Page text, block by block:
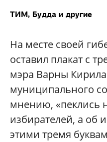
ТИМ, Будда и другие
На месте своей
оставил плакат с
мэра Варны
муниципального
мнению, «пеклись
избирателей, а об
этими тремя